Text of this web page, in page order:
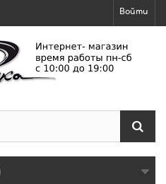
Войти